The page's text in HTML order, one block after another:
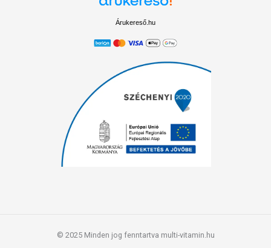
Árukereső.hu
© 2025 Minden jog fenntartva multi-vitamin.hu